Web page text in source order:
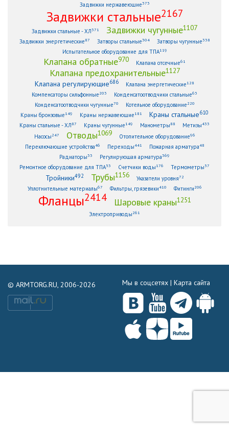
Задвижки нержавеющие373
Задвижки стальные2167
Задвижки стальные - ХЛ371 Задвижки чугунные1107
Задвижки энергетические87 Затворы стальные304 Затворы чугунные338
Испытательное оборудование для ТПА119
Клапана обратные970 Клапана отсечные61
Клапана предохранительные1127
Клапана регулирующие686 Клапана энергетические128
Компенсаторы сильфонные203 Конденсатоотводчики стальные63
Конденсатоотводчики чугунные70 Котельное оборудование220
Краны бронзовые149 Краны нержавеющие181 Краны стальные610
Краны стальные - ХЛ87 Краны чугунные149 Манометры88 Метизы433
Насосы247 Отводы1069 Отопительное оборудование96
Переключающие устройства46 Переходы441 Пожарная арматура48
Радиаторы33 Регулирующая арматура369
Ремонтное оборудование для ТПА53 Счетчики воды176 Термометры 57
Тройники492 Трубы1156 Указатели уровня72
Уплотнительные материалы67 Фильтры, грязевики410 Фитинги206
Фланцы2414 Шаровые краны1251
Электроприводы261
© ARMTORG.RU, 2006-2026 Мы в соцсетях | Карта сайта